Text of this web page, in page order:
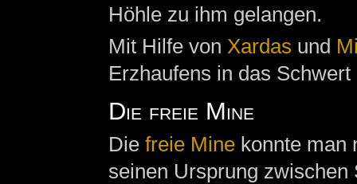
Höhle zu ihm gelangen.
Mit Hilfe von Xardas und
Erzhaufens in das Schwert
Die freie Mine
Die freie Minekonnte man
seinen Ursprung